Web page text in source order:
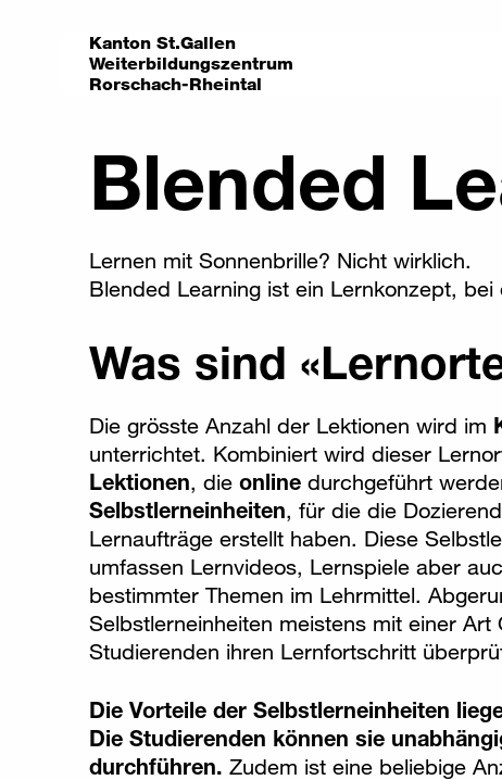
Kanton St.Gallen
Weiterbildungszentrum
Rorschach-Rheintal
Blended
Lernen mit Sonnenbrille? Nicht wirklich.
Blended Learning ist ein Lernkonzept,
Was sind
Die grösste Anzahl der Lektionen wird im
unterrichtet. Kombiniert wird dieser
Lektionen, die online durchgeführt
Selbstlerneinheiten, für die die
Lernaufträge erstellt haben. Diese
umfassen Lernvideos, Lernspiele aber
bestimmter Themen im Lehrmittel.
Selbstlerneinheiten meistens mit einer Art
Studierenden ihren Lernfortschritt
Die Vorteile der Selbstlerneinheiten
Die Studierenden können sie
durchführen. Zudem ist eine beliebige